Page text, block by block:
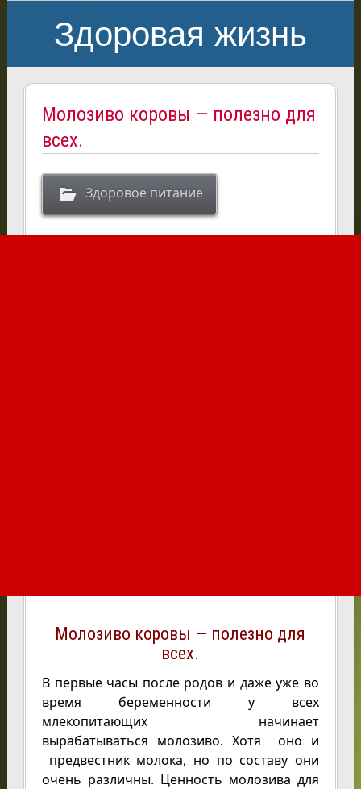
Здоровая жизнь
Молозиво коровы — полезно для
всех.
Здоровое питание
Молозиво коровы — полезно для
всех.
В первые часы после родов и даже уже во
время беременности у всех
млекопитающих начинает
вырабатываться молозиво. Хотя оно и
предвестник молока, но по составу они
очень различны. Ценность молозива для